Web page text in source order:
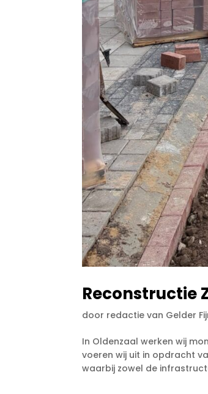
Reconstructie
door redactie van Gelder
In Oldenzaal werken wij
voeren wij uit in opdracht
waarbij zowel de